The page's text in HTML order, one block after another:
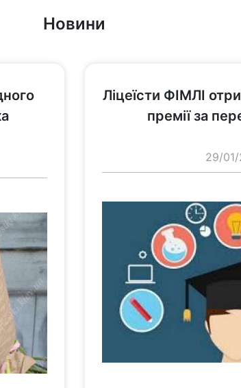
Новини
Ліцеїсти ФІМЛІ
премії за
29/